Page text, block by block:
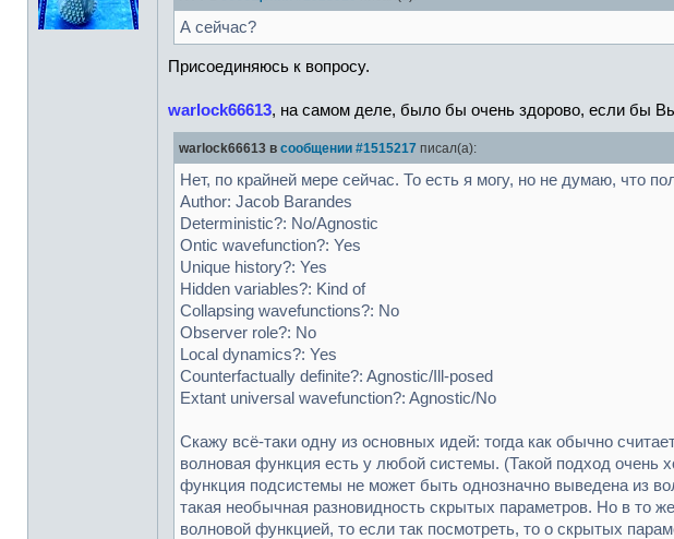
А сейчас?
Присоединяюсь к вопросу.
warlock66613, на самом деле, было бы очень здорово, если бы
warlock66613 в сообщении #1515217 писал(а):
Нет, по крайней мере сейчас. То есть я могу, но не думаю, что
Author: Jacob Barandes
Deterministic?: No/Agnostic
Ontic wavefunction?: Yes
Unique history?: Yes
Hidden variables?: Kind of
Collapsing wavefunctions?: No
Observer role?: No
Local dynamics?: Yes
Counterfactually definite?: Agnostic/Ill-posed
Extant universal wavefunction?: Agnostic/No
Скажу всё-таки одну из основных идей: тогда как обычно
волновая функция есть у любой системы. (Такой подход очень
функция подсистемы не может быть однозначно выведена из
такая необычная разновидность скрытых параметров. Но в то
волновой функцией, то если так посмотреть, то о скрытых